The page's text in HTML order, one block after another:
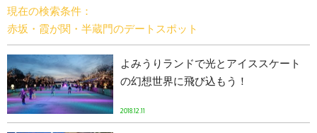
現在の検索条件：
赤坂・霞が関・半蔵門のデートスポット
よみうりランドで光とアイススケート
の幻想世界に飛び込もう！
2018.12.11